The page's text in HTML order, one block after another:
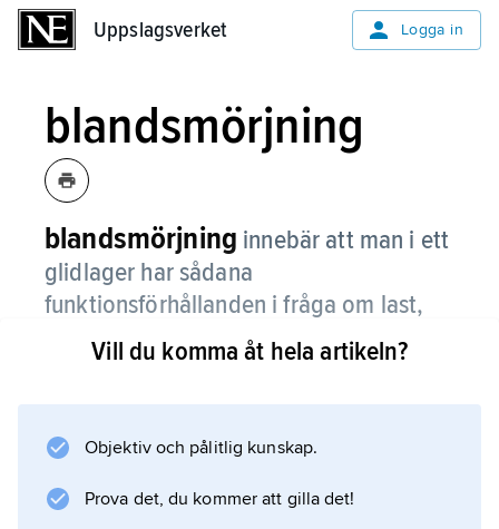
Uppslagsverket Logga in
blandsmörjning
blandsmörjning innebär att man i ett
glidlager har sådana
funktionsförhållanden i fråga om last,
hastighet, ytjämnhet, smörjmedel och
geometri att lasten inte helt bärs av det
överförs via direktkontakt mellan
ytorna.
Man får då ett visst slitage.
Vill du komma åt hela artikeln?
Objektiv och pålitlig kunskap.
Prova det, du kommer att gilla det!